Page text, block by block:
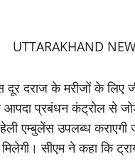
दराज के मरीजों के लिए
प्रबंधन कंट्रोल से
एम्बुलेंस उपलब्ध
सीएम ने कहा कि